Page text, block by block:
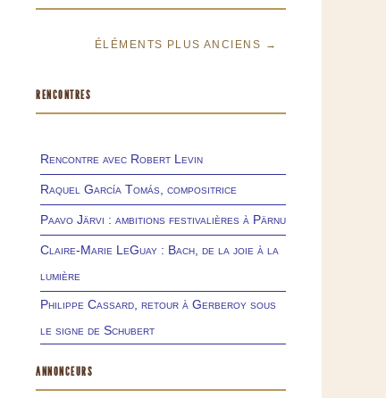
ÉLÉMENTS PLUS ANCIENS →
RENCONTRES
Rencontre avec Robert Levin
Raquel García Tomás, compositrice
Paavo Järvi : ambitions festivalières à Pärnu
Claire-Marie LeGuay : Bach, de la joie à la
lumière
Philippe Cassard, retour à Gerberoy sous
le signe de Schubert
ANNONCEURS